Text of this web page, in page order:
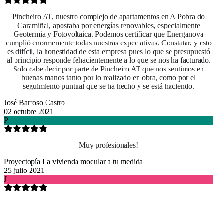
Pincheiro AT, nuestro complejo de apartamentos en A Pobra do
Caramiñal, apostaba por energías renovables, especialmente
Geotermia y Fotovoltaica. Podemos certificar que Energanova
cumplió enormemente todas nuestras expectativas. Constatar, y esto
es difícil, la honestidad de esta empresa pues lo que se presupuestó
al principio responde fehacientemente a lo que se nos ha facturado.
Solo cabe decir por parte de Pincheiro AT que nos sentimos en
buenas manos tanto por lo realizado en obra, como por el
seguimiento puntual que se ha hecho y se está haciendo.
José Barroso Castro
02 octubre 2021
P
Muy profesionales!
Proyectopía La vivienda modular a tu medida
25 julio 2021
J